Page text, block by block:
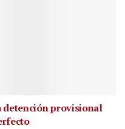
detención provisional